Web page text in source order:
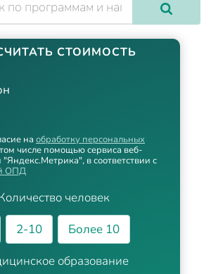
СТОИМОСТЬ
человек
2-10
Более 10
образование
на обработку персональных
числе помощью сервиса веб-
в соответствии с
ОПД